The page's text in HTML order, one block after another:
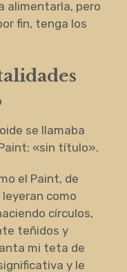
alimentarla, pero
fin, tenga los
se llamaba
«sin título».
el Paint, de
como
círculos,
teñidos y
mi teta de
y le